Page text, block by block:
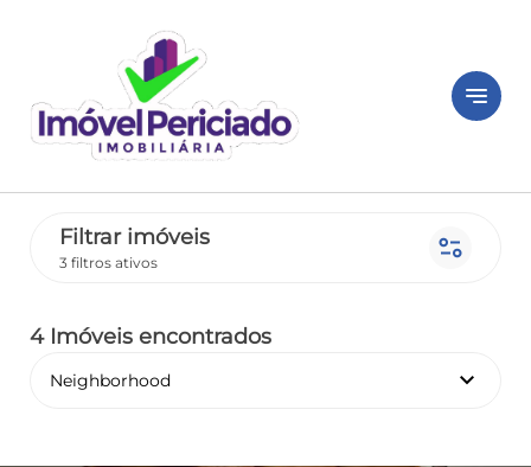
notes
Filtrar imóveis
3 filtros ativos page_info
4 Imóveis encontrados
Neighborhood keyboard_arrow_down